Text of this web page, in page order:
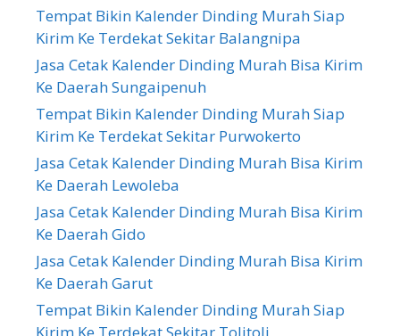
Tempat Bikin Kalender Dinding Murah Siap
Kirim Ke Terdekat Sekitar Balangnipa
Jasa Cetak Kalender Dinding Murah Bisa Kirim
Ke Daerah Sungaipenuh
Tempat Bikin Kalender Dinding Murah Siap
Kirim Ke Terdekat Sekitar Purwokerto
Jasa Cetak Kalender Dinding Murah Bisa Kirim
Ke Daerah Lewoleba
Jasa Cetak Kalender Dinding Murah Bisa Kirim
Ke Daerah Gido
Jasa Cetak Kalender Dinding Murah Bisa Kirim
Ke Daerah Garut
Tempat Bikin Kalender Dinding Murah Siap
Kirim Ke Terdekat Sekitar Tolitoli